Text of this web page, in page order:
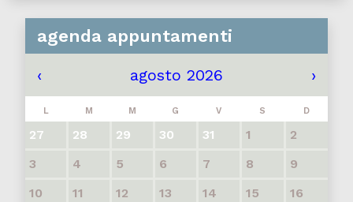
agenda appuntamenti
‹ agosto 2026 ›
L M M G V S D
27 28 29 30 31 1
2
3
4 5 6 7 8
9
10
11 12 13 14 15
16